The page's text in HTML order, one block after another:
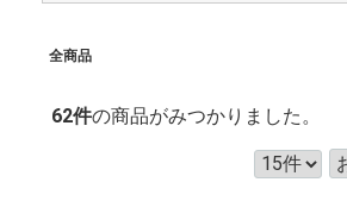
全商品
62件の商品がみつかりました。